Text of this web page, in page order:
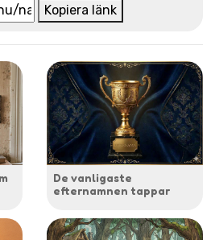
Kopiera länk
De vanligaste
efternamnen tappar